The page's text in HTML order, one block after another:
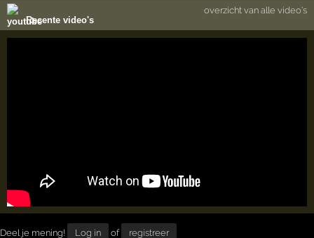
Recente video's
overzicht van alle video's
Deel je mening! Log in of registreer